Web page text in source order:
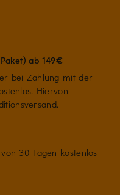
ab 149€
bei Zahlung mit der
Hiervon
30 Tagen kostenlos